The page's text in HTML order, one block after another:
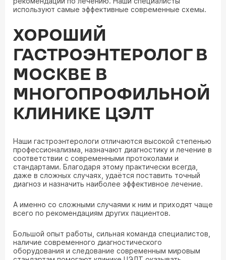
используют самые эффективные современные схемы.
ХОРОШИЙ
ГАСТРОЭНТЕРОЛОГ В
МОСКВЕ В
МНОГОПРОФИЛЬНОЙ
КЛИНИКЕ ЦЭЛТ
Наши гастроэнтерологи отличаются высокой степенью
профессионализма, назначают диагностику и лечение в
соответствии с современными протоколами и
стандартами. Благодаря этому практически всегда,
даже в сложных случаях, удаётся поставить точный
диагноз и назначить наиболее эффективное лечение.
А именно со сложными случаями к ним и приходят чаще
всего по рекомендациям других пациентов.
Большой опыт работы, сильная команда специалистов,
наличие современного диагностического
оборудования и следование современным мировым